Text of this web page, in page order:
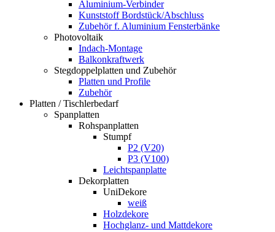
Aluminium-Verbinder
Kunststoff Bordstück/Abschluss
Zubehör f. Aluminium Fensterbänke
Photovoltaik
Indach-Montage
Balkonkraftwerk
Stegdoppelplatten und Zubehör
Platten und Profile
Zubehör
Platten / Tischlerbedarf
Spanplatten
Rohspanplatten
Stumpf
P2 (V20)
P3 (V100)
Leichtspanplatte
Dekorplatten
UniDekore
weiß
Holzdekore
Hochglanz- und Mattdekore